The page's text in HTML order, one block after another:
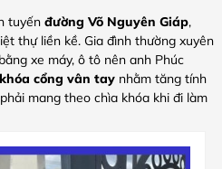
tuyến đường Võ Nguyên Giáp,
thự liền kề. Gia đình thường xuyên
xe máy, ô tô nên anh Phúc
khóa cổng vân tay nhằm tăng tính
mang theo chìa khóa khi đi làm